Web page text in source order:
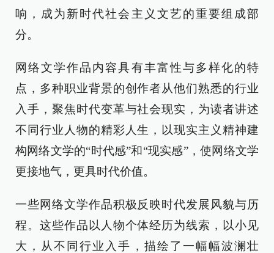
响，成为新时代社会主义文艺的重要组成部
分。
网络文学作品内容具有丰富性与多样化的特
点，多种职业背景的创作者从他们熟悉的行业
入手，聚焦时代变革与社会现实，为读者讲述
不同行业人物的精彩人生，以现实主义精神建
构网络文学的“时代感”和“现实感”，使网络文学
更接地气，更具时代价值。
一些网络文学作品积极反映时代发展风貌与历
程。这些作品以人物个体经历为线索，以小见
大，从不同行业入手，描绘了一幅幅波澜壮